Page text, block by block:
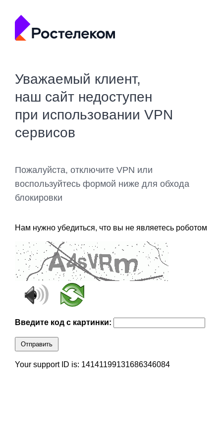
Уважаемый клиент,
наш сайт недоступен
при использовании VPN
сервисов
Пожалуйста, отключите VPN или
воспользуйтесь формой ниже для обхода
блокировки
Нам нужно убедиться, что вы не являетесь роботом
Введите код с картинки:
Отправить
Your support ID is: 14141199131686346084